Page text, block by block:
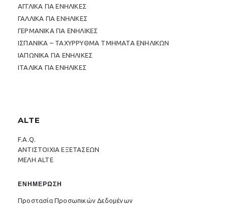
ΑΓΓΛΙΚΑ ΓΙΑ ΕΝΗΛΙΚΕΣ
ΓΑΛΛΙΚΑ ΓΙΑ ΕΝΗΛΙΚΕΣ
ΓΕΡΜΑΝΙΚΑ ΓΙΑ ΕΝΗΛΙΚΕΣ
ΙΣΠΑΝΙΚΑ – ΤΑΧΥΡΡΥΘΜΑ ΤΜΗΜΑΤΑ ΕΝΗΛΙΚΩΝ
ΙΑΠΩΝΙΚΑ ΓΙΑ ΕΝΗΛΙΚΕΣ
ΙΤΑΛΙΚΑ ΓΙΑ ΕΝΗΛΙΚΕΣ
ALTE
F.A.Q.
ΑΝΤΙΣΤΟΙΧΙΑ ΕΞΕΤΑΣΕΩΝ
ΜΕΛΗ ALTE
ΕΝΗΜΕΡΩΣΗ
Προστασία Προσωπικών Δεδομένων